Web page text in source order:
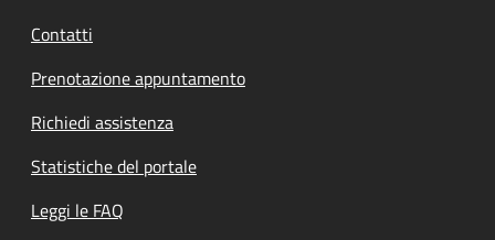
Contatti
Prenotazione appuntamento
Richiedi assistenza
Statistiche del portale
Leggi le FAQ